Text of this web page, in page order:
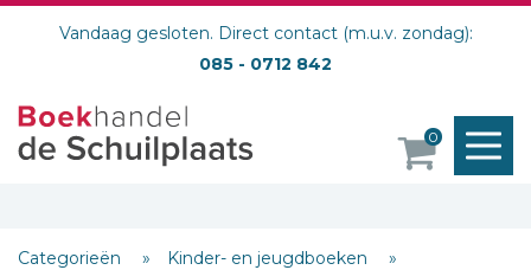
Vandaag gesloten. Direct contact (m.u.v. zondag):
085 - 0712 842
0
Categorieën
Kinder- en jeugdboeken